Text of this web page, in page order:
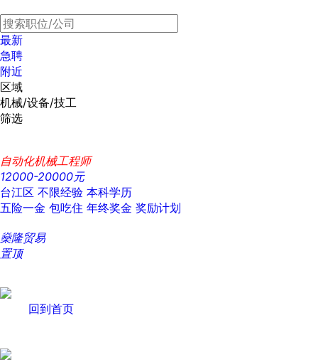
最新
急聘
附近
区域
机械/设备/技工
筛选
自动化机械工程师
12000-20000元
台江区 不限经验 本科学历
五险一金 包吃住 年终奖金 奖励计划
燊隆贸易
置顶
回到首页